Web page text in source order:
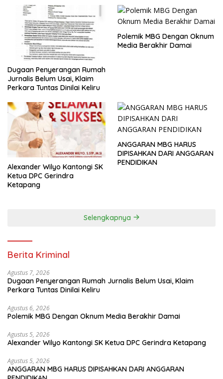
Dugaan Penyerangan Rumah
Jurnalis Belum Usai, Klaim
Perkara Tuntas Dinilai Keliru
Polemik MBG Dengan Oknum
Media Berakhir Damai
Alexander Wilyo Kantongi SK
Ketua DPC Gerindra
Ketapang
ANGGARAN MBG HARUS
DIPISAHKAN DARI ANGGARAN
PENDIDIKAN
Selengkapnya
Berita Kriminal
Agustus 7, 2026
Dugaan Penyerangan Rumah Jurnalis Belum Usai, Klaim
Perkara Tuntas Dinilai Keliru
Agustus 6, 2026
Polemik MBG Dengan Oknum Media Berakhir Damai
Agustus 5, 2026
Alexander Wilyo Kantongi SK Ketua DPC Gerindra Ketapang
Agustus 5, 2026
ANGGARAN MBG HARUS DIPISAHKAN DARI ANGGARAN